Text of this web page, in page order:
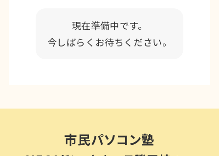
現在準備中です。
今しばらくお待ちください。
市民パソコン塾